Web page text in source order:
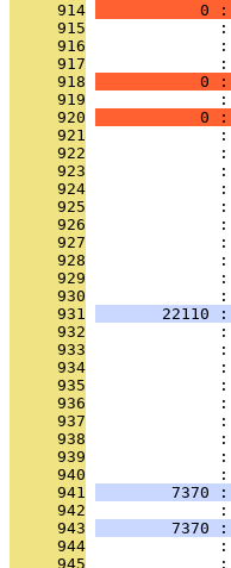
     914
0
     915
              :
     916
     917
     918
0
     919
              :
     920
0
     921
              :
     922
     923
     924
     925
     926
     927
     928
     929
     930
     931
22110
     932
              :
     933
     934
     935
              :
     936
     937
     938
     939
     940
     941
7370
     942
     943
7370
     944
     945